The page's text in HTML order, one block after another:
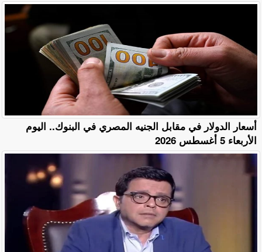
أسعار الدولار في مقابل الجنيه المصري في البنوك.. اليوم
الأربعاء 5 أغسطس 2026